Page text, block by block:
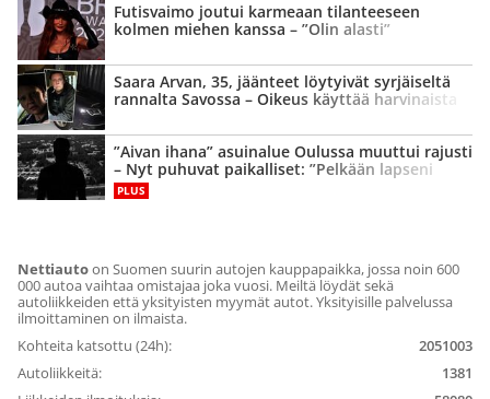
Futisvaimo joutui karmeaan tilanteeseen
kolmen miehen kanssa – ”Olin alasti”
Saara Arvan, 35, jäänteet löytyivät syrjäiseltä
rannalta Savossa – Oikeus käyttää harvinaista
”Aivan ihana” asuinalue Oulussa muuttui rajusti
– Nyt puhuvat paikalliset: ”Pelkään lapseni
puolesta”
PLUS
Nettiautoon Suomen suurin autojen kauppapaikka, jossa noin 600
000 autoa vaihtaa omistajaa joka vuosi. Meiltä löydät sekä
autoliikkeiden että yksityisten myymät autot. Yksityisille palvelussa
ilmoittaminen on ilmaista.
Kohteita katsottu (24h):
2051003
Autoliikkeitä:
1381